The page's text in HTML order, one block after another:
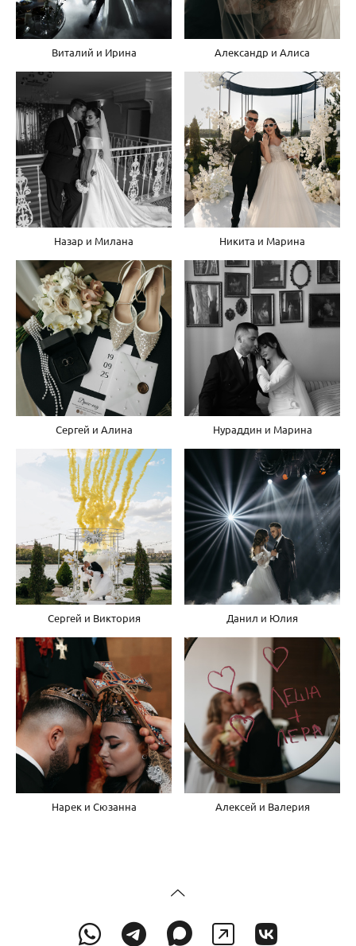
Виталий и Ирина Александр и Алиса
Назар и Милана Никита и Марина
Сергей и Алина Нураддин и Марина
Сергей и Виктория Данил и Юлия
Нарек и Сюзанна Алексей и Валерия